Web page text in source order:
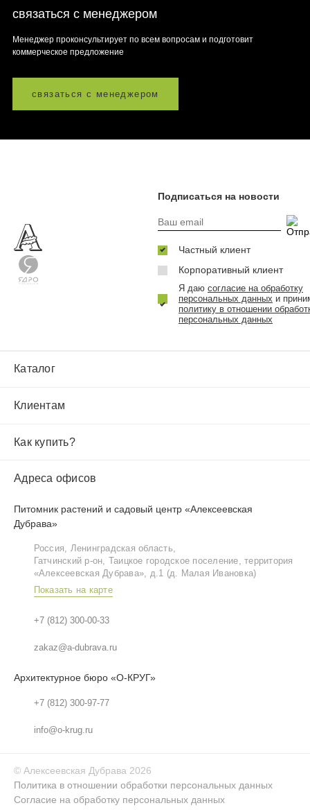
связаться с менеджером
Менеджер проконсультирует по всем вопросам и подготовит
коммерческое предложение
связаться с менеджером
Каталог
Клиентам
Как купить?
Адреса офисов
Питомник растений и садовый центр «Алексеевская
Дубрава»
Россия, Ленинградская область,
Гатчинский р‑он, Таицкое городское поселение, территория
«Алексеевская Дубрава», д.1 (д. Малая Ивановка)
Показать на карте
+7 (812) 300-00-33
zakaz@a-dubrava.ru
Архитектурное бюро «О-КРУГ»
+7 (812) 300-97-77
info@o-krug.ru
Подписаться на новости
Частный клиент
Корпоративный клиент
Я даю согласие на обработку
персональных данных и
политику в отношении
персональных данных
© Алексеевская Дубрава 2026
Политика в отношении обработки персональных данных
Согласие на обработку персональных данных